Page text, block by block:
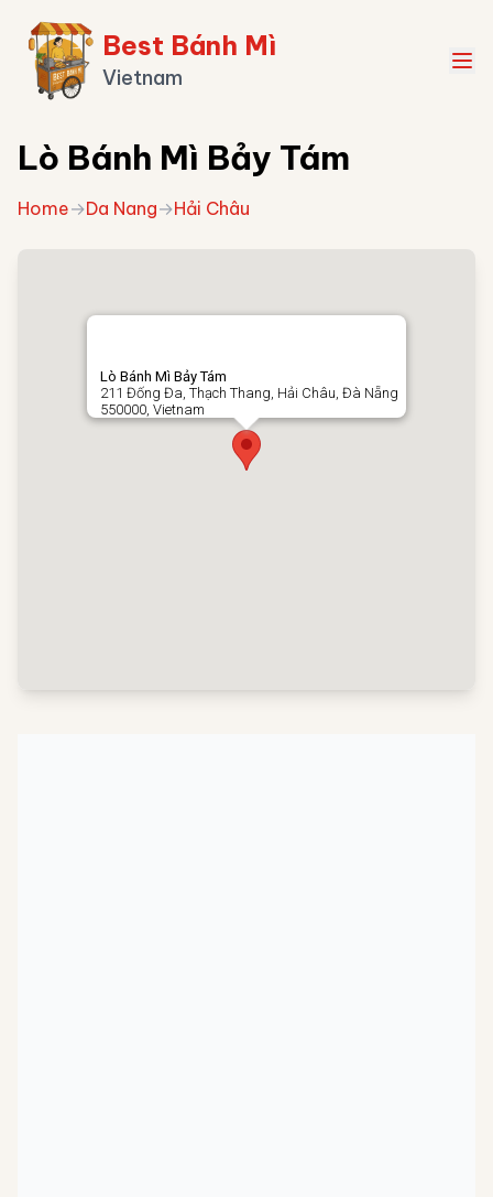
Best Bánh Mì
Vietnam
Lò Bánh Mì Bảy Tám
Home→Da Nang→Hải Châu
Lò Bánh Mì Bảy Tám
211 Đống Đa, Thạch Thang, Hải Châu, Đà Nẵng
550000, Vietnam